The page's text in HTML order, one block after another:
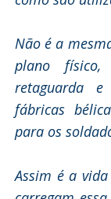
Não é a
plano
retaguarda
fábricas
para os
Assim é a